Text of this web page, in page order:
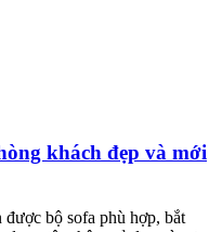
khách đẹp và mới
bộ sofa phù hợp, bắt